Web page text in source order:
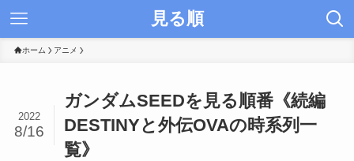
見る順
ホーム アニメ
ガンダムSEEDを見る順番《続編
DESTINYと外伝OVAの時系列一
覧》
2022
8/16